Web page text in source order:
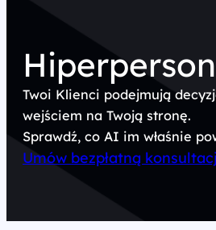
Twoi Klienci podejmują
wejściem na Twoją stronę.
Sprawdź, co AI im właśnie
Umów bezpłatną